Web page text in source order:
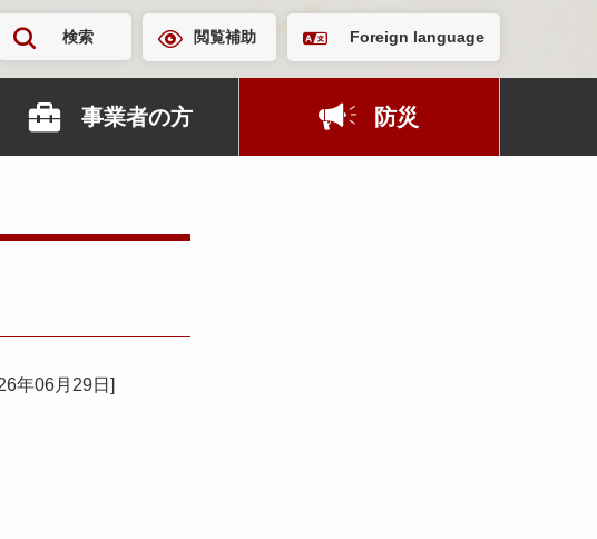
検索 閲覧補助 Foreign language
事業者の方 防災
年06月29日 ]